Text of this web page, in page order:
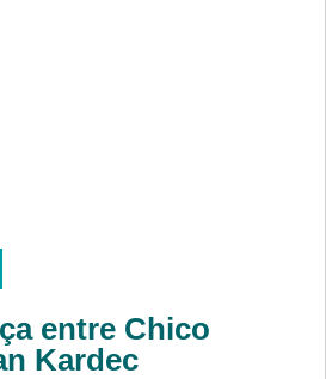
entre Chico
Kardec